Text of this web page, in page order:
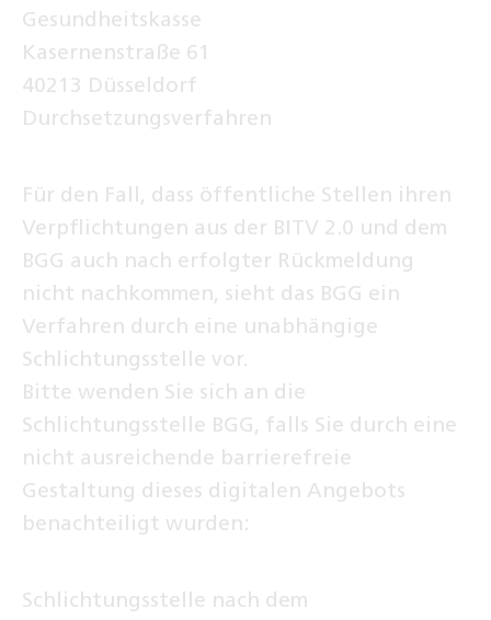
Gesundheitskasse
Kasernenstraße 61
40213 Düsseldorf
Durchsetzungsverfahren
Für den Fall, dass öffentliche Stellen ihren
Verpflichtungen aus der BITV 2.0 und dem
BGG auch nach erfolgter Rückmeldung
nicht nachkommen, sieht das BGG ein
Verfahren durch eine unabhängige
Schlichtungsstelle vor.
Bitte wenden Sie sich an die
Schlichtungsstelle BGG, falls Sie durch eine
nicht ausreichende barrierefreie
Gestaltung dieses digitalen Angebots
benachteiligt wurden:
Schlichtungsstelle nach dem